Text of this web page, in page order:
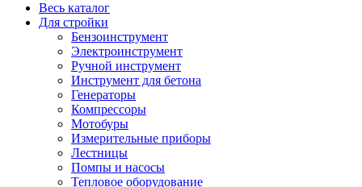
Весь каталог
Для стройки
Бензоинструмент
Электроинструмент
Ручной инструмент
Инструмент для бетона
Генераторы
Компрессоры
Мотобуры
Измерительные приборы
Лестницы
Помпы и насосы
Тепловое оборудование